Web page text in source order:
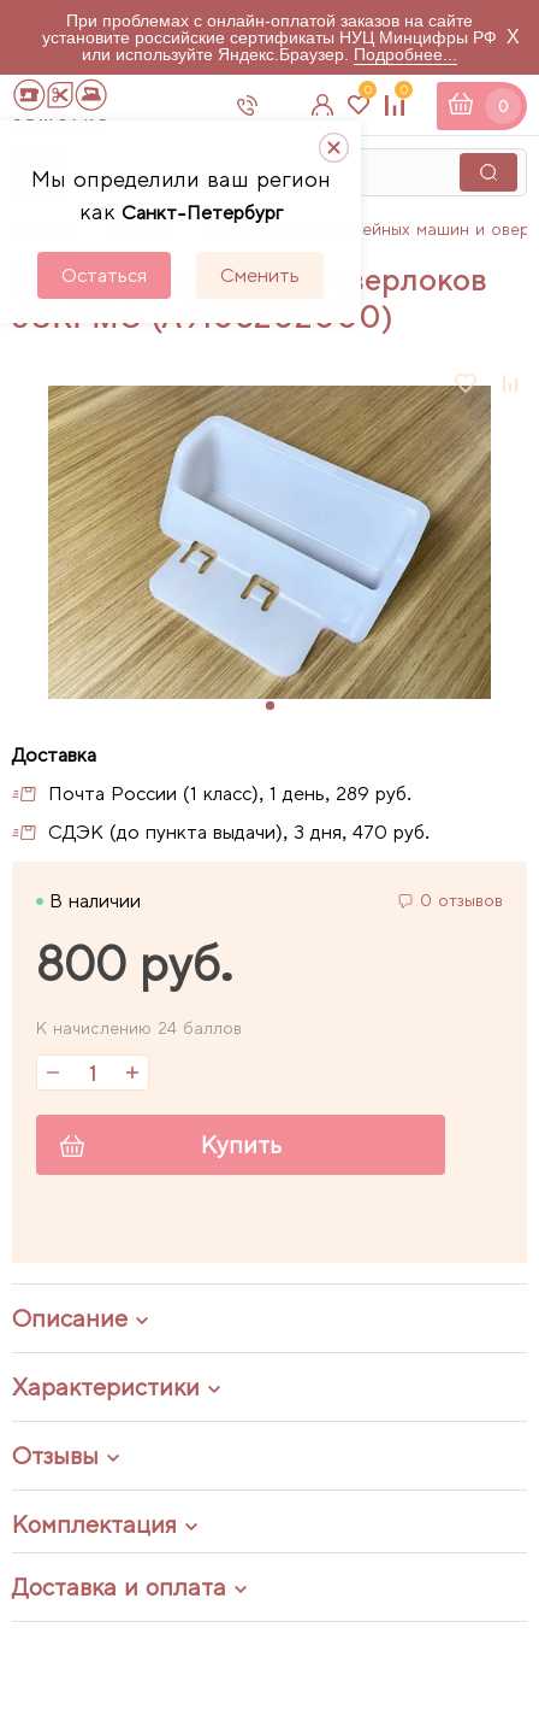
При проблемах с онлайн-оплатой заказов на сайте
установите российские сертификаты НУЦ Минцифры РФ
или используйте Яндекс.Браузер. Подробнее...
X
Мы определили ваш регион
как Санкт-Петербург
Остаться Сменить
0 0
0
Аксессуары для швейных машин и
Мусоросборник для оверлоков
JUKI MO (A9108202000)
Почта России (1 класс), 1 день, 289 руб.
СДЭК (до пункта выдачи), 3 дня, 470 руб.
В наличии 0 отзывов
800 руб.
К начислению 24 баллов
Купить
Описание
Характеристики
Отзывы
Комплектация
Доставка и оплата